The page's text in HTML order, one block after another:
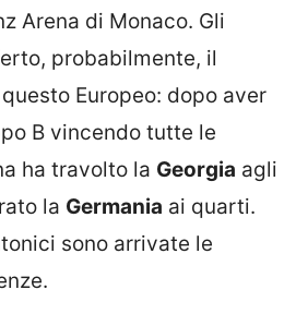
Arena di Monaco. Gli
probabilmente, il
Europeo: dopo aver
B vincendo tutte le
ha travolto la Georgia agli
la Germania ai quarti.
sono arrivate le